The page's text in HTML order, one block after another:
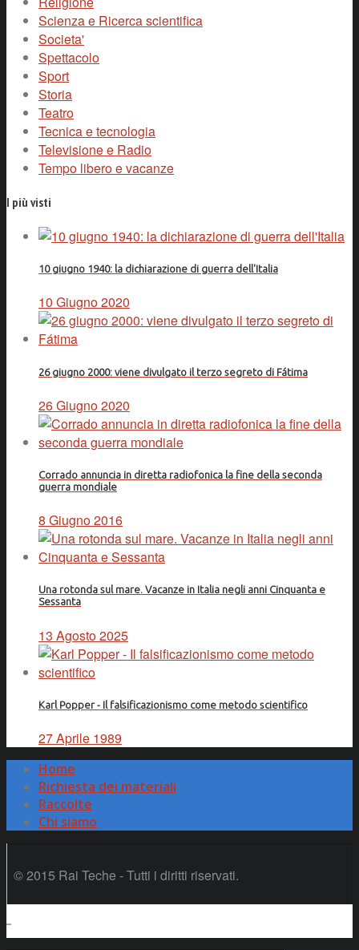
Scienza e Ricerca scientifica
Societa'
Spettacolo
Sport
Storia
Teatro
Tecnica e tecnologia
Televisione e Radio
Tempo libero e vacanze
I più visti
10 giugno 1940: la dichiarazione di guerra dell'Italia
10 Giugno 2020
26 giugno 2000: viene divulgato il terzo segreto di Fátima
26 Giugno 2020
Corrado annuncia in diretta radiofonica la fine della seconda
guerra mondiale
8 Giugno 2016
Una rotonda sul mare. Vacanze in Italia negli anni Cinquanta e
Sessanta
13 Agosto 2025
Karl Popper - Il falsificazionismo come metodo scientifico
27 Aprile 1989
Home
Richiesta dei materiali
Raccolte
Chi siamo
© 2015 Rai Teche - Tutti i diritti riservati.